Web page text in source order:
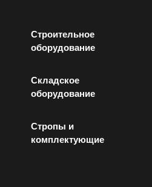
Строительное
оборудование
Складское
оборудование
Стропы и
комплектующие